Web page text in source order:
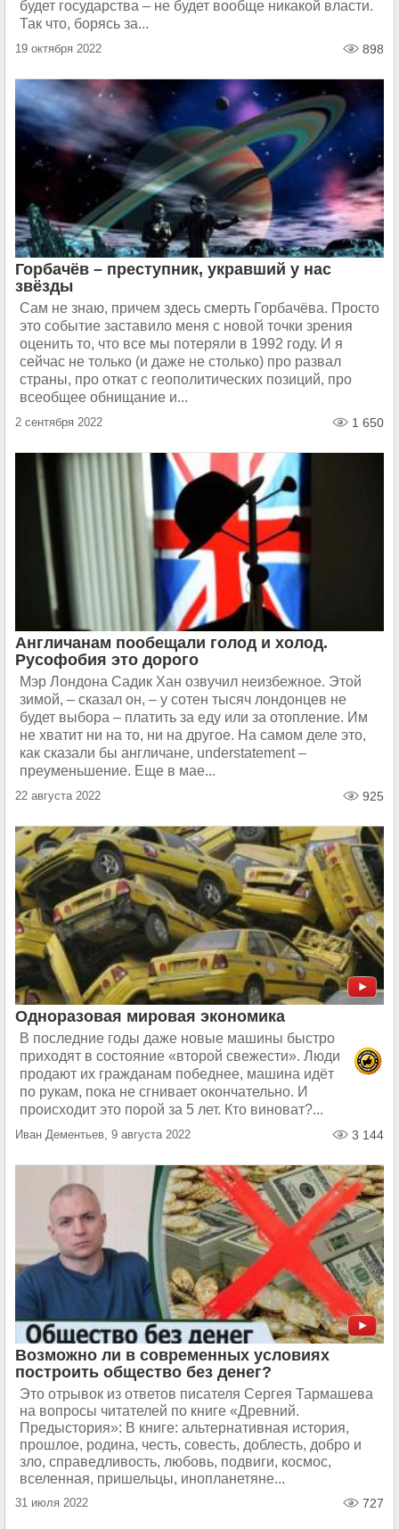
будет государства – не будет вообще никакой власти.
Так что, борясь за...
19 октября 2022 898
Горбачёв – преступник, укравший у нас
звёзды
Сам не знаю, причем здесь смерть Горбачёва. Просто
это событие заставило меня с новой точки зрения
оценить то, что все мы потеряли в 1992 году. И я
сейчас не только (и даже не столько) про развал
страны, про откат с геополитических позиций, про
всеобщее обнищание и...
2 сентября 2022 1 650
Англичанам пообещали голод и холод.
Русофобия это дорого
Мэр Лондона Садик Хан озвучил неизбежное. Этой
зимой, – сказал он, – у сотен тысяч лондонцев не
будет выбора – платить за еду или за отопление. Им
не хватит ни на то, ни на другое. На самом деле это,
как сказали бы англичане, understatement –
преуменьшение. Еще в мае...
22 августа 2022 925
Одноразовая мировая экономика
В последние годы даже новые машины быстро
приходят в состояние «второй свежести». Люди
продают их гражданам победнее, машина идёт
по рукам, пока не сгнивает окончательно. И
происходит это порой за 5 лет. Кто виноват?...
Иван Дементьев, 9 августа 2022 3 144
Возможно ли в современных условиях
построить общество без денег?
Это отрывок из ответов писателя Сергея Тармашева
на вопросы читателей по книге «Древний.
Предыстория»: В книге: альтернативная история,
прошлое, родина, честь, совесть, доблесть, добро и
зло, справедливость, любовь, подвиги, космос,
вселенная, пришельцы, инопланетяне...
31 июля 2022 727